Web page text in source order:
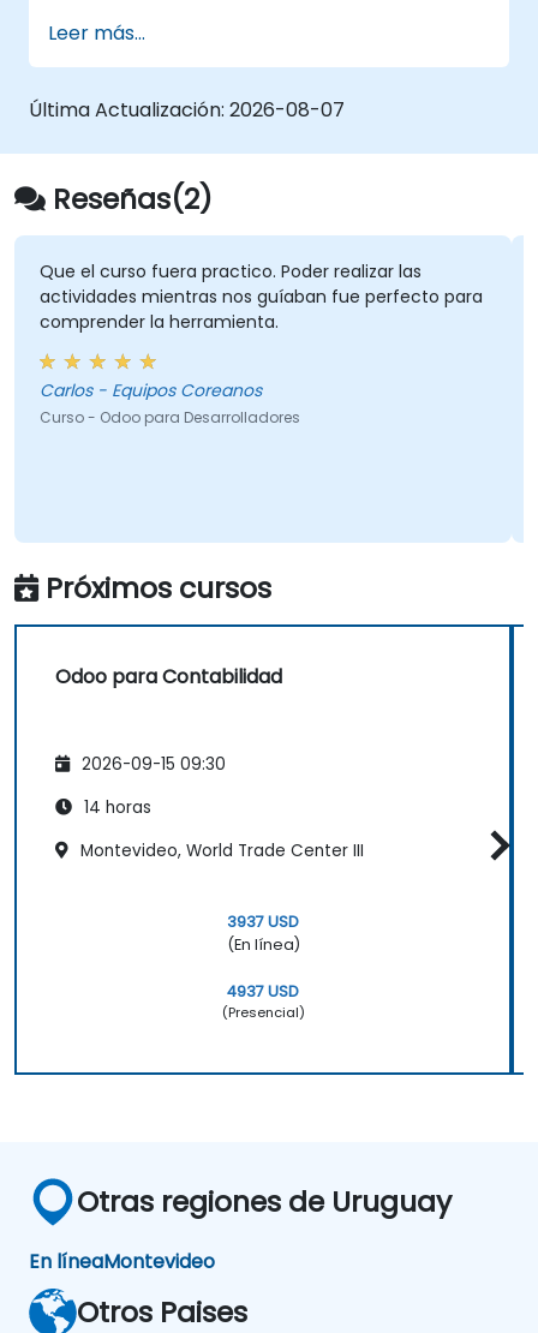
características de Odoo.
Integrar Odoo con otras herramientas y
aplicaciones de terceros.
Leer más...
Última Actualización: 2026-08-07
Reseñas(2)
Que el curso fuera practico. Poder realizar las
actividades mientras nos guíaban fue perfecto para
comprender la herramienta.
Carlos - Equipos Coreanos
Curso - Odoo para Desarrolladores
Próximos cursos
Odoo para Contabilidad
2026-09-15 09:30
14 horas
Montevideo, World Trade Center III
3937 USD
(En línea)
4937 USD
(Presencial)
Otras regiones de Uruguay
En líneaMontevideo
Otros Paises